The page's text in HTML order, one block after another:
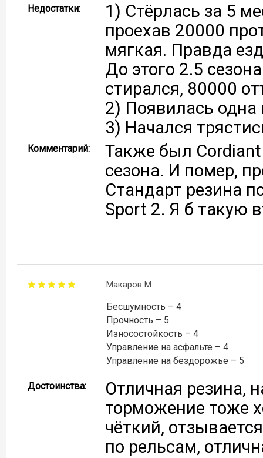
Недостатки:
1) Стёрлась за 5
проехав 20000
мягкая. Правда
До этого 2.5
стирался, 80000
2) Появилась
3) Начался
Комментарий:
Также был
сезона. И помер,
Стандарт резина
Sport 2. Я б такую
Макаров М.
Бесшумность – 4
Прочность – 5
Износостойкость – 4
Управление на асфальте – 4
Управление на бездорожье – 5
Достоинства:
Отличная резина,
торможение тоже
чёткий,
по рельсам,